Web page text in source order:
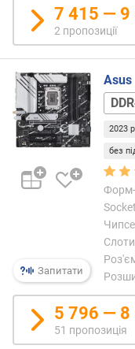
а
т
а
в
и
с
о
и
р
и
н
а
7 415 — 9
2 пропозиції
Запитати
Asus
DDR4
+
Wi-
Fi
2023
без
5 796 — 8
51 пропозиція